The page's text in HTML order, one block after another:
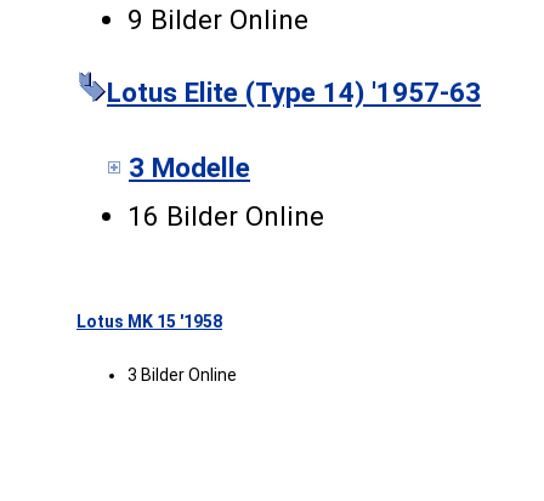
9 Bilder Online
Lotus Elite (Type 14) '1957-63
3 Modelle
16 Bilder Online
Lotus MK 15 '1958
3 Bilder Online